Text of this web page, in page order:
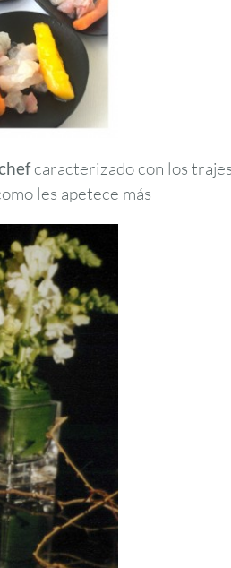
caracterizado con los
les apetece más